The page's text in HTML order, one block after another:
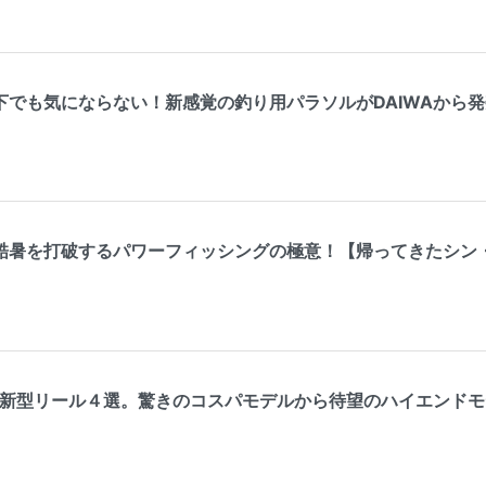
でも気にならない！新感覚の釣り用パラソルがDAIWAから
暑を打破するパワーフィッシングの極意！【帰ってきたシ
型リール４選。驚きのコスパモデルから待望のハイエンド